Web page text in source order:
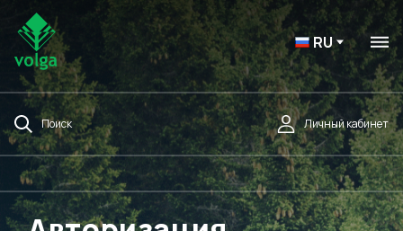
RU
Поиск Личный кабинет